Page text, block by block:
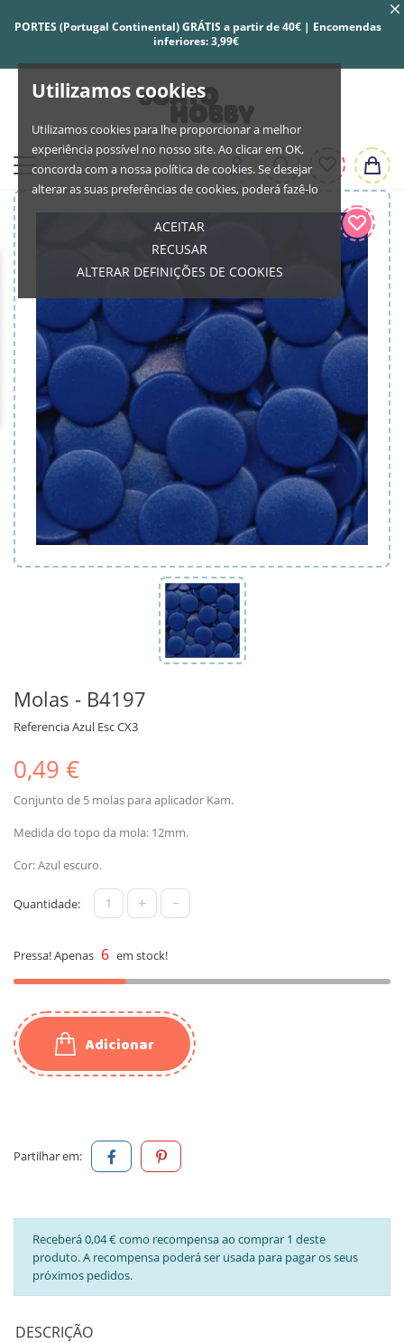
Utilizamos cookies
Utilizamos cookies para lhe proporcionar a melhor
experiência possível no nosso site. Ao clicar em OK,
concorda com a nossa política de cookies. Se desejar
alterar as suas preferências de cookies, poderá fazê-lo
ACEITAR
RECUSAR
ALTERAR DEFINIÇÕES DE COOKIES
PORTES (Portugal Continental) GRÁTIS a partir de 40€ | Encomendas
inferiores: 3,99€
Molas - B4197
ReferenciaAzul Esc CX3
0,49 €
Conjunto de 5 molas para aplicador Kam.
Medida do topo da mola: 12mm.
Cor: Azul escuro.
Quantidade: + -
Pressa! Apenas 6 em stock!
Adicionar
Partilhar em:
Receberá 0,04 € como recompensa ao comprar 1 deste
produto. A recompensa poderá ser usada para pagar os seus
próximos pedidos.
DESCRIÇÃO